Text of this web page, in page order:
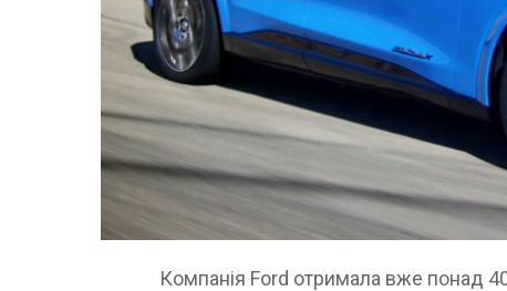
Компанія Ford отримала вже понад